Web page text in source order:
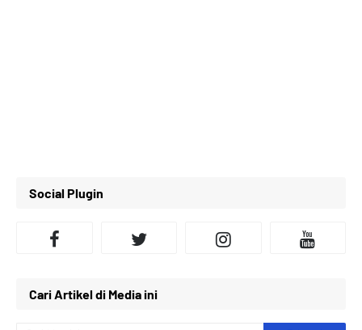
Social Plugin
Cari Artikel di Media ini